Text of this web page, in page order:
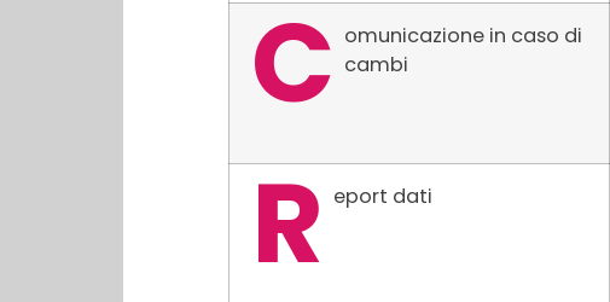
C omunicazione in caso di
cambi
R eport dati